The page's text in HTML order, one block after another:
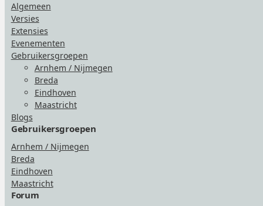
Algemeen
Versies
Extensies
Evenementen
Gebruikersgroepen
Arnhem / Nijmegen
Breda
Eindhoven
Maastricht
Blogs
Gebruikersgroepen
Arnhem / Nijmegen
Breda
Eindhoven
Maastricht
Forum